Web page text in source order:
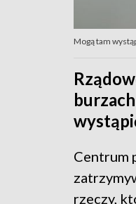
Mogą tam
Centrum
rzeczy,